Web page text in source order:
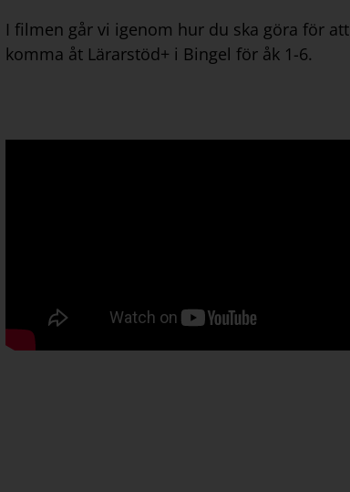
I filmen går vi igenom hur du ska göra för att
komma åt Lärarstöd+ i Bingel för åk 1-6.